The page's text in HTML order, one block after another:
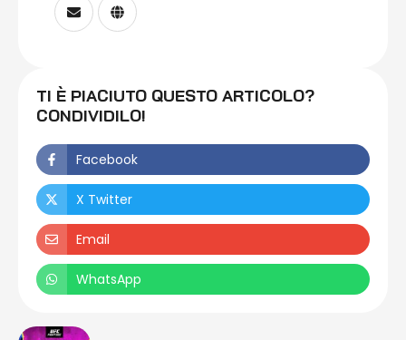
TI È PIACIUTO QUESTO ARTICOLO?
CONDIVIDILO!
Facebook
X Twitter
Email
WhatsApp